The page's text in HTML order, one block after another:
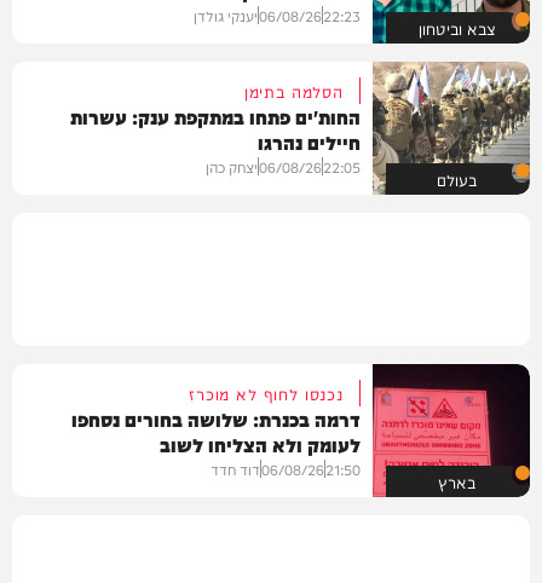
צבא וביטחון 22:23
06/08/26יענקי גולדן
בעולם
הסלמה בתימן
החות'ים פתחו במתקפת ענק: עשרות
חיילים נהרגו
22:05
06/08/26יצחק כהן
בארץ
נכנסו לחוף לא מוכרז
דרמה בכנרת: שלושה בחורים נסחפו
לעומק ולא הצליחו לשוב
21:50
06/08/26דוד חדד